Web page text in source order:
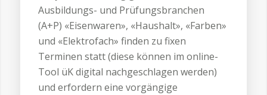
Ausbildungs- und Prüfungsbranchen
(A+P) «Eisenwaren», «Haushalt», «Farben»
und «Elektrofach» finden zu fixen
Terminen statt (diese können im online-
Tool üK digital nachgeschlagen werden)
und erfordern eine vorgängige